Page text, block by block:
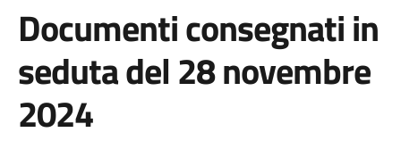
Documenti consegnati in
seduta del 28 novembre
2024